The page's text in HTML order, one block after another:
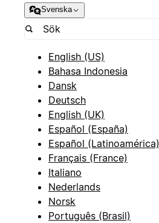
Svenska
English (US)
Bahasa Indonesia
Dansk
Deutsch
English (UK)
Español (España)
Español (Latinoamérica)
Français (France)
Italiano
Nederlands
Norsk
Português (Brasil)